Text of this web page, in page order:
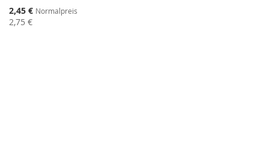
Sonderangebot
2,45 € Normalpreis
2,75 €